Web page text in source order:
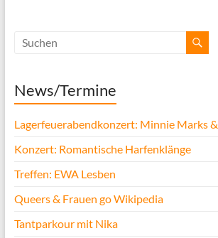
News/Termine
Lagerfeuerabendkonzert: Minnie Marks
Konzert: Romantische Harfenklänge
Treffen: EWA Lesben
Queers & Frauen go Wikipedia
Tantparkour mit Nika